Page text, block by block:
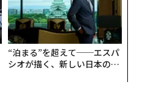
“泊まる”を超えて──エスパ
シオが描く、新しい日本のラ